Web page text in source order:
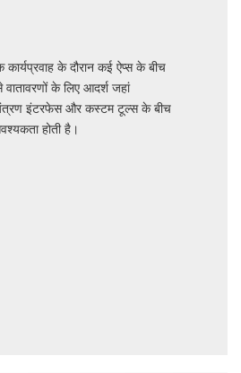
के दौरान कई ऐप्स के बीच
के लिए आदर्श जहां
इंटरफेस और कस्टम टूल्स के बीच
होती है।